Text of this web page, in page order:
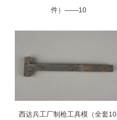
件）——10
西达兵工厂制枪工具模（全套10